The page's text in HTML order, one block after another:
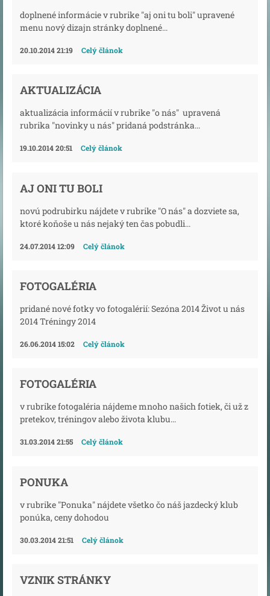
doplnené informácie v rubrike "aj oni tu boli" upravené
menu nový dizajn stránky doplnené...
20.10.2014 21:19 Celý článok
AKTUALIZÁCIA
aktualizácia informácií v rubrike "o nás" upravená
rubrika "novinky u nás" pridaná podstránka...
19.10.2014 20:51 Celý článok
AJ ONI TU BOLI
novú podrubirku nájdete v rubrike "O nás" a dozviete sa,
ktoré koňoše u nás nejaký ten čas pobudli...
24.07.2014 12:09 Celý článok
FOTOGALÉRIA
pridané nové fotky vo fotogalérií: Sezóna 2014 Život u nás
2014 Tréningy 2014
26.06.2014 15:02 Celý článok
FOTOGALÉRIA
v rubrike fotogaléria nájdeme mnoho našich fotiek, či už z
pretekov, tréningov alebo života klubu...
31.03.2014 21:55 Celý článok
PONUKA
v rubrike "Ponuka" nájdete všetko čo náš jazdecký klub
ponúka, ceny dohodou
30.03.2014 21:51 Celý článok
VZNIK STRÁNKY